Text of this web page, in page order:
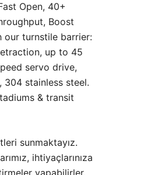
Open, 40+
Boost
our turnstile barrier:
up to 45
servo drive,
304 stainless steel.
& transit
sunmaktayız.
ihtiyaçlarınıza